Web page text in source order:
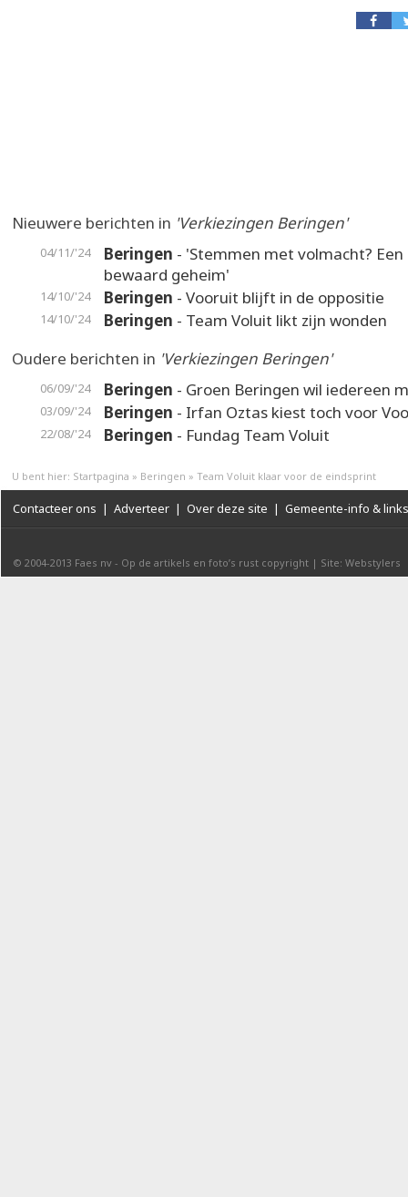
Nieuwere berichten in 'Verkiezingen Beringen'
04/11/'24 Beringen - 'Stemmen met volmacht? Een
bewaard geheim'
14/10/'24 Beringen - Vooruit blijft in de oppositie
14/10/'24 Beringen - Team Voluit likt zijn wonden
Oudere berichten in 'Verkiezingen Beringen'
06/09/'24 Beringen - Groen Beringen wil iedereen
03/09/'24 Beringen - Irfan Oztas kiest toch voor
22/08/'24 Beringen - Fundag Team Voluit
U bent hier: Startpagina » Beringen » Team Voluit klaar voor de eindsprint
Contacteer ons | Adverteer | Over deze site | Gemeente-info & links
© 2004-2013 Faes nv - Op de artikels en foto’s rust copyright | Site: Webstylers